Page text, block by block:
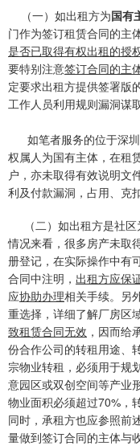
（一）如出租方为国有
门作为签订租赁合同的主
是否已取得有权出租的授
要特别注意签订合同的主
定要求出租方提供签署版
工作人员利用规则漏洞谋
如笔者服务的位于深圳
权属人为国有主体，在租
户，亦未取得有效说明文
利及付款漏洞，占用、克
（二）如出租方是社区
情况来看，很多房产未取
册登记，在实际操作中有
合同中注明， 出租方应保
应协助办理相关手续。另
重选择，详细了解厂房区
致租赁合同无效 ，因而给
份合作公司的转租用途、
宗物业转租，必须用于规
意园区或双创空间等产业
物业面积必须超过70%，
同时，承租方也应参照前
量做到签订合同的主体与